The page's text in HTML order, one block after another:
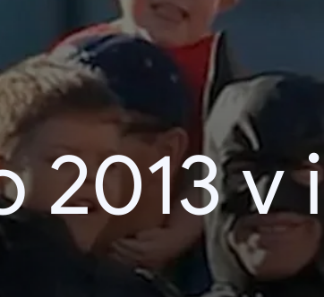
2013 v